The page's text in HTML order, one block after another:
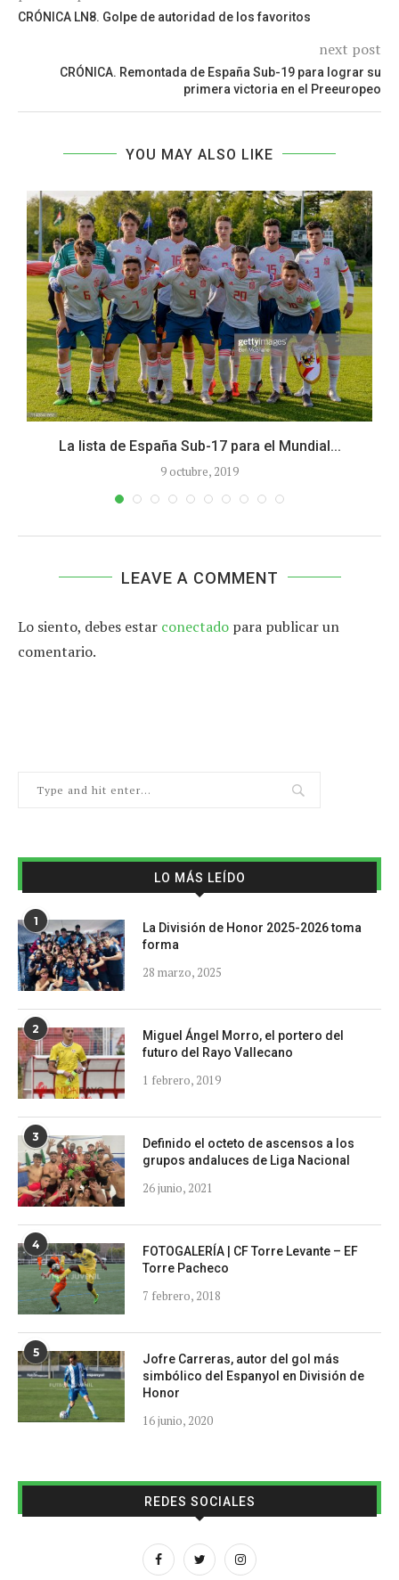
CRÓNICA LN8. Golpe de autoridad de los favoritos
next post
CRÓNICA. Remontada de España Sub-19 para lograr su
primera victoria en el Preeuropeo
YOU MAY ALSO LIKE
La lista de España Sub-17 para el Mundial...
9 octubre, 2019
LEAVE A COMMENT
Lo siento, debes estar conectado para publicar un
comentario.
LO MÁS LEÍDO
1
La División de Honor 2025-2026 toma
forma
28 marzo, 2025
2
Miguel Ángel Morro, el portero del
futuro del Rayo Vallecano
1 febrero, 2019
3
Definido el octeto de ascensos a los
grupos andaluces de Liga Nacional
26 junio, 2021
4
FOTOGALERÍA | CF Torre Levante – EF
Torre Pacheco
7 febrero, 2018
5
Jofre Carreras, autor del gol más
simbólico del Espanyol en División de
Honor
16 junio, 2020
REDES SOCIALES